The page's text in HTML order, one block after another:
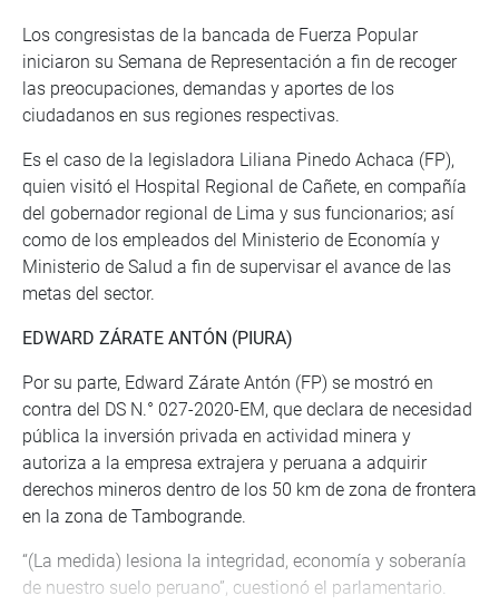
Los congresistas de la bancada de Fuerza Popular
iniciaron su Semana de Representación a fin de recoger
las preocupaciones, demandas y aportes de los
ciudadanos en sus regiones respectivas.
Es el caso de la legisladora Liliana Pinedo Achaca (FP),
quien visitó el Hospital Regional de Cañete, en compañía
del gobernador regional de Lima y sus funcionarios; así
como de los empleados del Ministerio de Economía y
Ministerio de Salud a fin de supervisar el avance de las
metas del sector.
EDWARD ZÁRATE ANTÓN (PIURA)
Por su parte, Edward Zárate Antón (FP) se mostró en
contra del DS N.° 027-2020-EM, que declara de necesidad
pública la inversión privada en actividad minera y
autoriza a la empresa extrajera y peruana a adquirir
derechos mineros dentro de los 50 km de zona de frontera
en la zona de Tambogrande.
“(La medida) lesiona la integridad, economía y soberanía
de nuestro suelo peruano”, cuestionó el parlamentario.